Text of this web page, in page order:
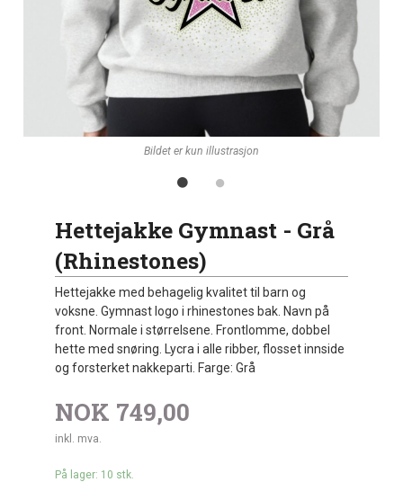
Bildet er kun illustrasjon
Hettejakke Gymnast - Grå
(Rhinestones)
Hettejakke med behagelig kvalitet til barn og
voksne. Gymnast logo i rhinestones bak. Navn på
front. Normale i størrelsene. Frontlomme, dobbel
hette med snøring. Lycra i alle ribber, flosset innside
og forsterket nakkeparti. Farge: Grå
NOK 749,00
inkl. mva.
På lager: 10 stk.